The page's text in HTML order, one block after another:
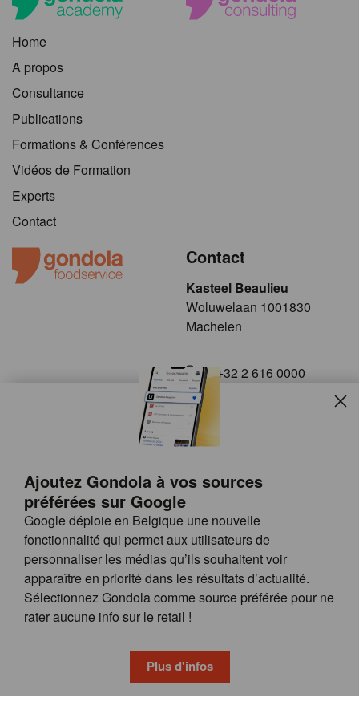
Ajoutez Gondola à vos sources
préférées sur Google
Google déploie en Belgique une nouvelle
fonctionnalité qui permet aux utilisateurs de
personnaliser les médias qu’ils souhaitent voir
apparaître en priorité dans les résultats d’actualité.
Sélectionnez Gondola comme source préférée pour ne
rater aucune info sur le retail !
Plus d'infos
Home
A propos
Consultance
Publications
Formations & Conférences
Vidéos de Formation
Experts
Contact
Contact
Kasteel Beaulieu
​​​Woluwelaan 1001830
Machelen
+32 2 616 0000
Follow us on
© GONDOLA GROUP
FAQ
CONDITIONS GÉNÉRALES
PRIVACY & COOKIE POLICY
wieni